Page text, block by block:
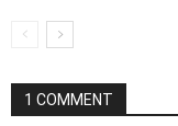
1 COMMENT